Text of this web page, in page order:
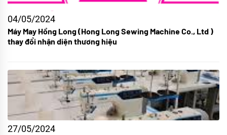
04/05/2024
Máy May Hồng Long (Hong Long Sewing Machine Co., Ltd )
thay đổi nhận diện thương hiệu
27/05/2024